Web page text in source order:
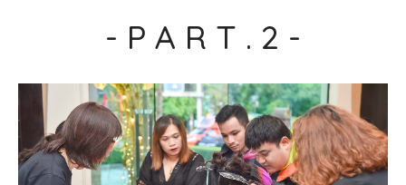
- P A R T . 2 -